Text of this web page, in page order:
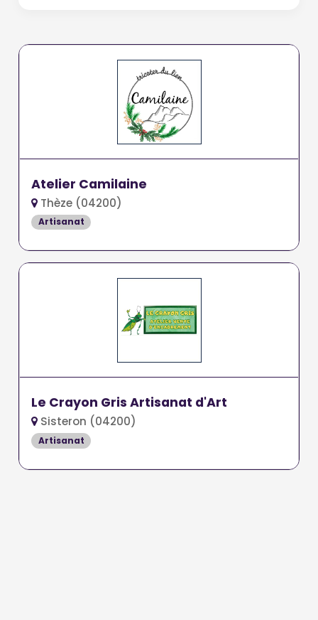
Atelier Camilaine
Thèze (04200)
Artisanat
Le Crayon Gris Artisanat d'Art
Sisteron (04200)
Artisanat